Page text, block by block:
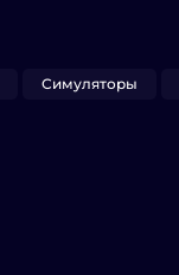
Симуляторы